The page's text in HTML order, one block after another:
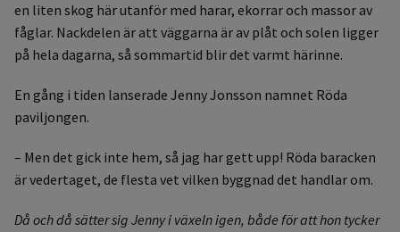
en liten skog här utanför med harar, ekorrar och massor av
fåglar. Nackdelen är att väggarna är av plåt och solen ligger
på hela dagarna, så sommartid blir det varmt härinne.
En gång i tiden lanserade Jenny Jonsson namnet Röda
paviljongen.
– Men det gick inte hem, så jag har gett upp! Röda baracken
är vedertaget, de flesta vet vilken byggnad det handlar om.
Då och då sätter sig Jenny i växeln igen, både för att hon tycker